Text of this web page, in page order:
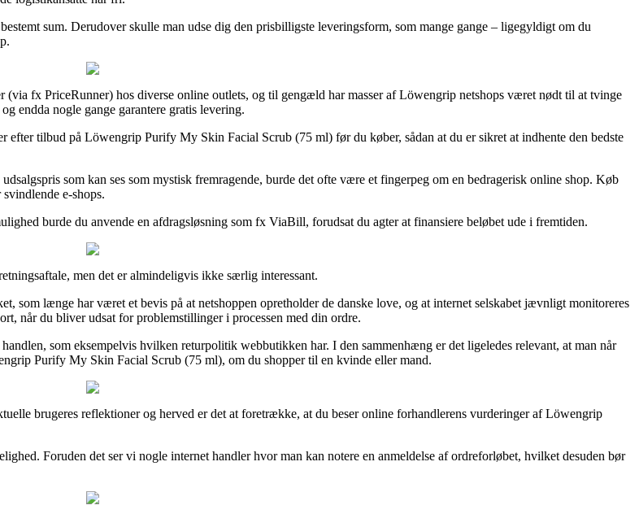
sum. Derudover skulle man udse dig den prisbilligste leveringsform, som mange gange – ligegyldigt om du
fx PriceRunner) hos diverse online outlets, og til gengæld har masser af Löwengrip netshops været nødt til at tvinge
endda nogle gange garantere gratis levering.
tilbud på Löwengrip Purify My Skin Facial Scrub (75 ml) før du køber, sådan at du er sikret at indhente den bedste
som kan ses som mystisk fremragende, burde det ofte være et fingerpeg om en bedragerisk online shop. Køb
e-shops.
burde du anvende en afdragsløsning som fx ViaBill, forudsat du agter at finansiere beløbet ude i fremtiden.
men det er almindeligvis ikke særlig interessant.
længe har været et bevis på at netshoppen opretholder de danske love, og at internet selskabet jævnligt monitoreres
når du bliver udsat for problemstillinger i processen med din ordre.
som eksempelvis hvilken returpolitik webbutikken har. I den sammenhæng er det ligeledes relevant, at man når
Purify My Skin Facial Scrub (75 ml), om du shopper til en kvinde eller mand.
brugeres reflektioner og herved er det at foretrække, at du beser online forhandlerens vurderinger af Löwengrip
Foruden det ser vi nogle internet handler hvor man kan notere en anmeldelse af ordreforløbet, hvilket desuden bør